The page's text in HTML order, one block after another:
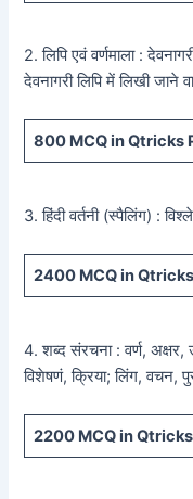
2. लिपि एवं वर्णमाला :
देवनागरी लिपि में लिखी जाने
800 MCQ in Qtricks
3. हिंदी वर्तनी (स्पैलिंग) :
2400 MCQ in
4. शब्द संरचना : वर्ण, अक्षर,
विशेषणं, क्रिया; लिंग, वचन,
2200 MCQ in